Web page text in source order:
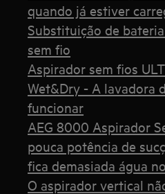
quando já estiver
Substituição de
sem fio
Aspirador sem fios
Wet&Dry - A lavadora
funcionar
AEG 8000 Aspirador
pouca potência de
fica demasiada água
O aspirador vertical